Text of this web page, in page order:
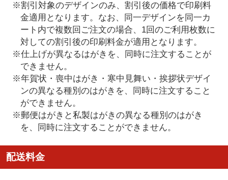
※割引対象のデザインのみ、割引後の価格で印刷料
金適用となります。なお、同一デザインを同一カ
ート内で複数回ご注文の場合、1回のご利用枚数に
対しての割引後の印刷料金が適用となります。
※仕上げが異なるはがきを、同時に注文することが
できません。
※年賀状・喪中はがき・寒中見舞い・挨拶状デザイ
ンの異なる種別のはがきを、同時に注文すること
ができません。
※郵便はがきと私製はがきの異なる種別のはがき
を、同時に注文することができません。
配送料金